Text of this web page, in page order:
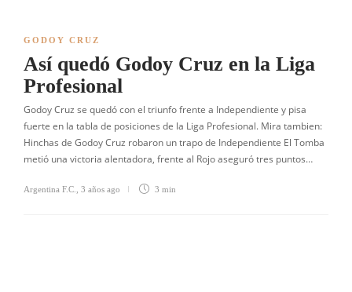
GODOY CRUZ
Así quedó Godoy Cruz en la Liga
Profesional
Godoy Cruz se quedó con el triunfo frente a Independiente y pisa
fuerte en la tabla de posiciones de la Liga Profesional. Mira tambien:
Hinchas de Godoy Cruz robaron un trapo de Independiente El Tomba
metió una victoria alentadora, frente al Rojo aseguró tres puntos…
Argentina F.C. 3 años ago 3 min